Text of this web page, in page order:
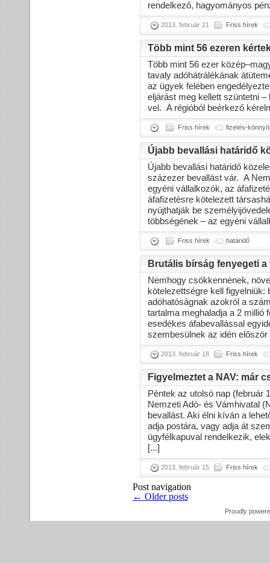
rendelkező, hagyományos
2013. február 21 Friss hírek
Több mint 56 ezeren
Több mint 56 ezer
tavaly adóhátrálékának
az ügyek felében
eljárást meg kellett szüntetni
vel. A régióból beérkező
Friss hírek fizetés-
Újabb bevallási határidő
Újabb bevallási határidő
százezer bevallást vár. A
egyéni vállalkozók, az
áfafizetésre kötelezett
nyújthatják be
többségének – az egyéni
Friss hírek határidő
Brutális bírság fenyegeti
Nemhogy csökkennének,
kötelezettségre kell
adóhatóságnak azokról a
tartalma meghaladja a 2 millió
esedékes áfabevallással
szembesülnek az idén először
2013. február 18 Friss hírek
Figyelmeztet a NAV: már
Péntek az utolsó nap (február
Nemzeti Adó- és Vámhivatal
bevallást. Aki élni kíván a
adja postára, vagy adja át
ügyfélkapuval rendelkezik,
[...]
2013. február 15 Friss hírek
Post navigation
← Older posts
Proudly